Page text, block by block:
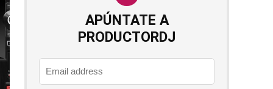
APÚNTATE A
PRODUCTORDJ